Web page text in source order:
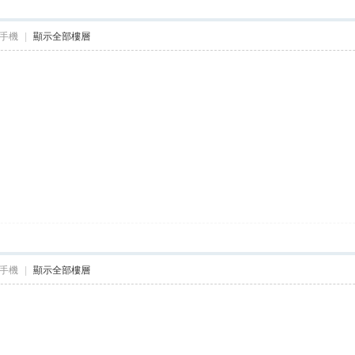
機 顯示全部樓層
機 顯示全部樓層